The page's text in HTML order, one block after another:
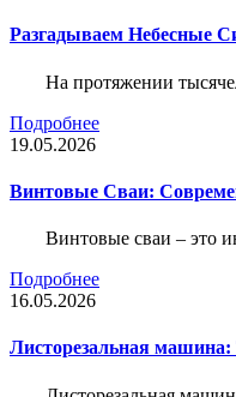
Разгадываем Небесные
На протяжении
Подробнее
19.05.2026
Винтовые Сваи:
Винтовые сваи – это
Подробнее
16.05.2026
Листорезальная